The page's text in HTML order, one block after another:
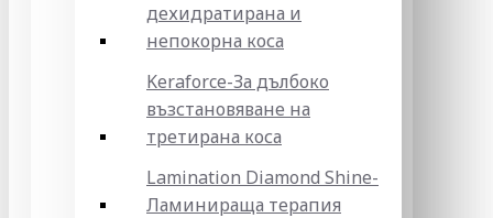
дехидратирана и
непокорна коса
Keraforce-За дълбоко
възстановяване на
третирана коса
Lamination Diamond Shine-
Ламинираща терапия